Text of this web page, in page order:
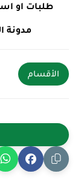
طلبات او
مدونة
الأقسام